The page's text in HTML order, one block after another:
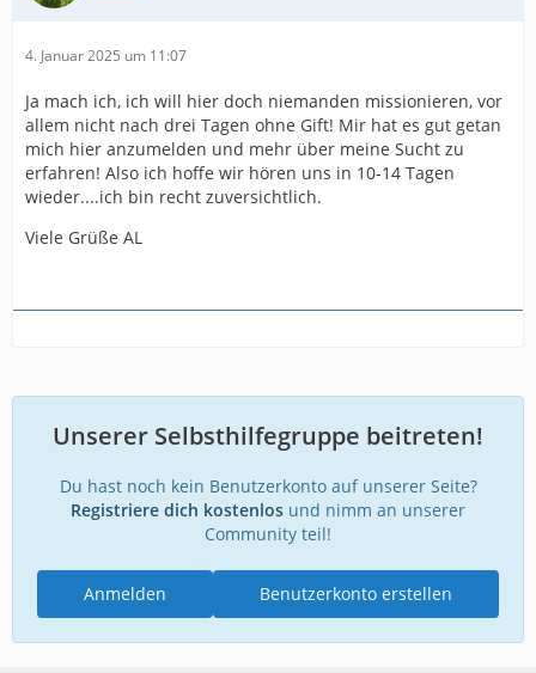
4. Januar 2025 um 11:07
Ja mach ich, ich will hier doch niemanden missionieren, vor
allem nicht nach drei Tagen ohne Gift! Mir hat es gut getan
mich hier anzumelden und mehr über meine Sucht zu
erfahren! Also ich hoffe wir hören uns in 10-14 Tagen
wieder....ich bin recht zuversichtlich.
Viele Grüße AL
Unserer Selbsthilfegruppe beitreten!
Du hast noch kein Benutzerkonto auf unserer Seite?
Registriere dich kostenlos und nimm an unserer
Community teil!
Benutzerkonto erstellen
Anmelden